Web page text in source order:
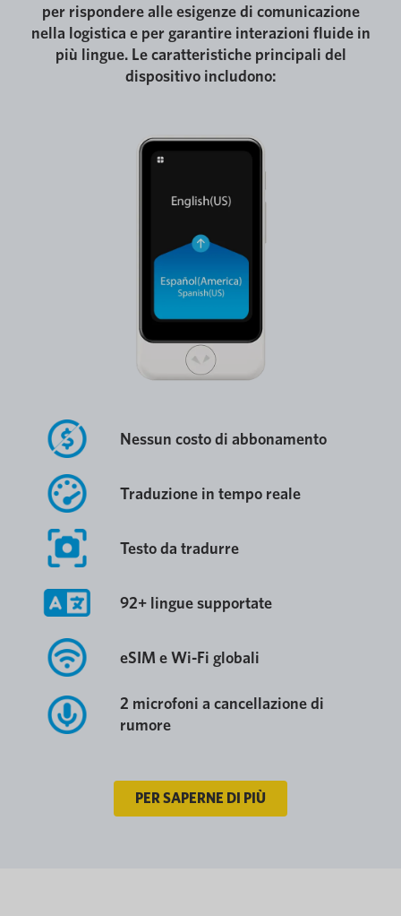
per rispondere alle esigenze di comunicazione
nella logistica e per garantire interazioni fluide in
più lingue. Le caratteristiche principali del
dispositivo includono:
Nessun costo di abbonamento
Traduzione in tempo reale
Testo da tradurre
92+ lingue supportate
eSIM e Wi-Fi globali
2 microfoni a cancellazione di
rumore
PER SAPERNE DI PIÙ